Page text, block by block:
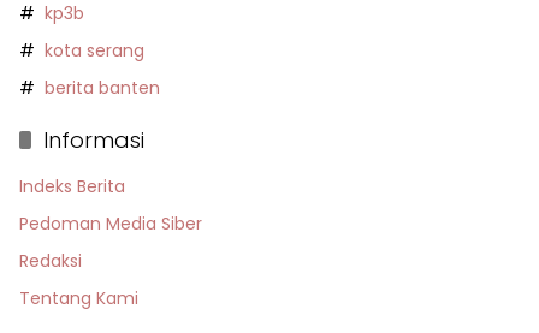
kp3b
kota serang
berita banten
Informasi
Indeks Berita
Pedoman Media Siber
Redaksi
Tentang Kami